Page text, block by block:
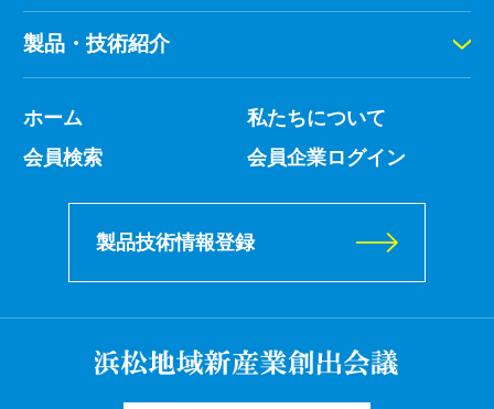
製品・技術紹介
ホーム
私たちについて
会員検索
会員企業ログイン
製品技術情報登録